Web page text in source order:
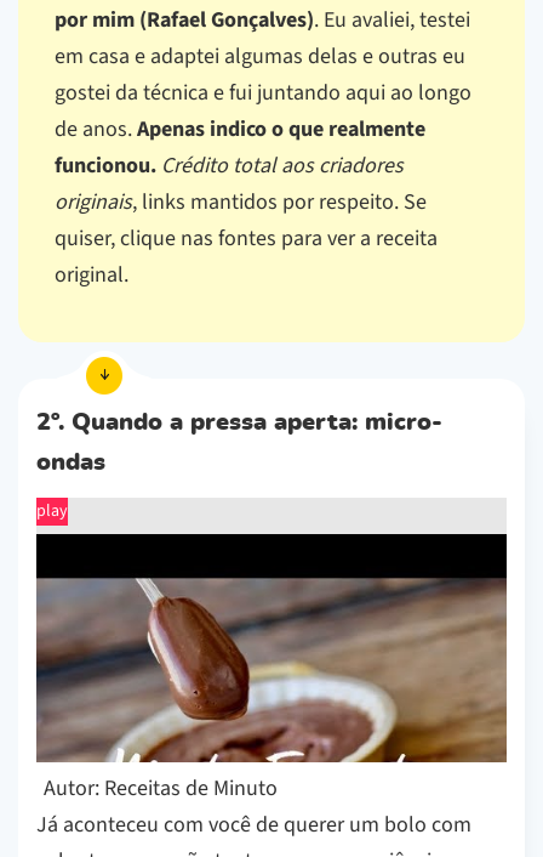
por mim (Rafael Gonçalves). Eu avaliei, testei
em casa e adaptei algumas delas e outras eu
gostei da técnica e fui juntando aqui ao longo
de anos.Apenas indico o que realmente
funcionou. Crédito total aos criadores
originais, links mantidos por respeito. Se
quiser, clique nas fontes para ver a receita
original.
2º. Quando a pressa aperta: micro-
ondas
play
Autor: Receitas de Minuto
Já aconteceu com você de querer um bolo com